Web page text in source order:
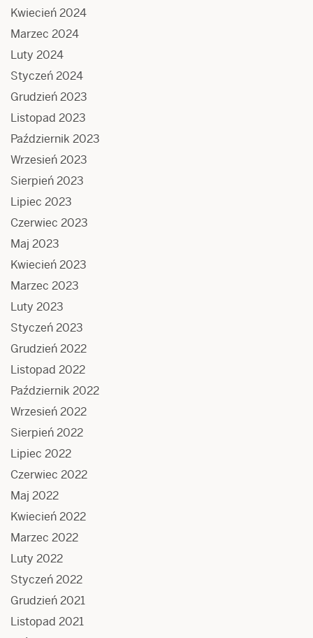
Kwiecień 2024
Marzec 2024
Luty 2024
Styczeń 2024
Grudzień 2023
Listopad 2023
Październik 2023
Wrzesień 2023
Sierpień 2023
Lipiec 2023
Czerwiec 2023
Maj 2023
Kwiecień 2023
Marzec 2023
Luty 2023
Styczeń 2023
Grudzień 2022
Listopad 2022
Październik 2022
Wrzesień 2022
Sierpień 2022
Lipiec 2022
Czerwiec 2022
Maj 2022
Kwiecień 2022
Marzec 2022
Luty 2022
Styczeń 2022
Grudzień 2021
Listopad 2021